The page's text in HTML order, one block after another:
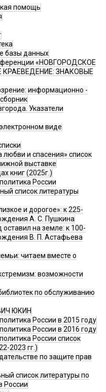
помощь
базы данных
«НОВГОРОДСКОЕ
КРАЕВЕДЕНИЕ: ЗНАКОВЫЕ
информационно -
Указатели
виде
и спасения» список
выставке
книг (2025г.)
России
список литературы
и дорогое»: к 225-
А. С. Пушкина
на земле: к 100-
В. П. Астафьева
читаем вместе о
возможности
по обслуживанию
ЮКИН
России в 2015 году
России в 2016 году
России список
2023 гг.)
по защите прав
список литературы по
России